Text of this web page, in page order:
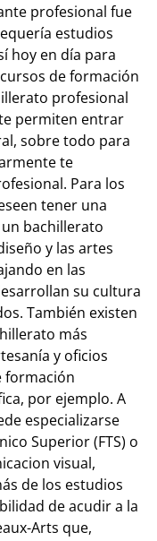
profesional fue
estudios
hoy en día para
de formación
profesional
permiten entrar
sobre todo para
te
Para los
tener una
bachillerato
y las artes
en las
su cultura
También existen
más
y oficios
formación
por ejemplo. A
especializarse
Superior (FTS) o
visual,
de los estudios
de acudir a la
Arts que,